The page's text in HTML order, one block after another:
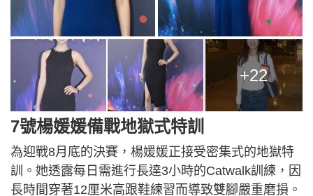
+22
7號楊媛媛備戰地獄式特訓
為迎戰8月底的決賽，楊媛媛正接受密集式的地獄特
訓。她透露每日需進行長達3小時的Catwalk訓練，因
長時間穿著12厘米高跟鞋練習而導致雙腳嚴重磨損。